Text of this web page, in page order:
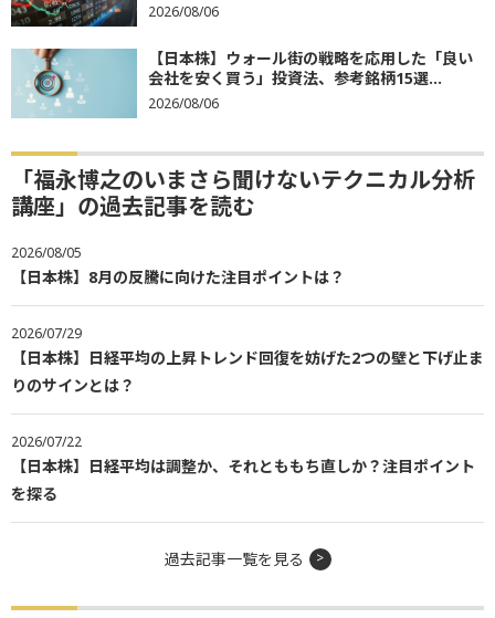
2026/08/06
【日本株】ウォール街の戦略を応用した「良い
会社を安く買う」投資法、参考銘柄15選...
2026/08/06
「福永博之のいまさら聞けないテクニカル分析
講座」の過去記事を読む
2026/08/05
【日本株】8月の反騰に向けた注目ポイントは？
2026/07/29
【日本株】日経平均の上昇トレンド回復を妨げた2つの壁と下げ止ま
りのサインとは？
2026/07/22
【日本株】日経平均は調整か、それとももち直しか？注目ポイント
を探る
過去記事一覧を見る